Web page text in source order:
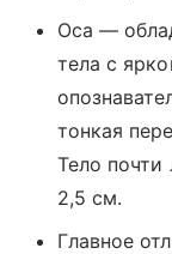
Оса —
тела с
тонкая
Тело
2,5 см.
Главное